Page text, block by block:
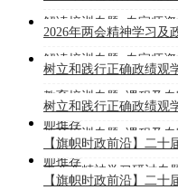
解读培训专题_专家师
2026年两会精神学习及
解读培训专题_专家师
树立和践行正确政绩观
教育培训专题_课程及
师推荐
树立和践行正确政绩观
教育培训专题_课程及
师推荐
【旗帜时政前沿】二十
中全会精神学习研讨专
【旗帜时政前沿】二十